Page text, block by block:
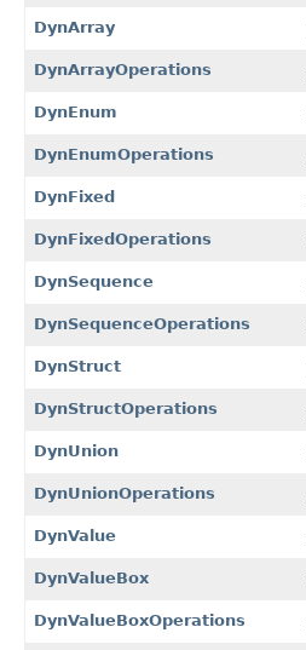
DynArray
DynArrayOperations
DynEnum
DynEnumOperations
DynFixed
DynFixedOperations
DynSequence
DynSequenceOperations
DynStruct
DynStructOperations
DynUnion
DynUnionOperations
DynValue
DynValueBox
DynValueBoxOperations